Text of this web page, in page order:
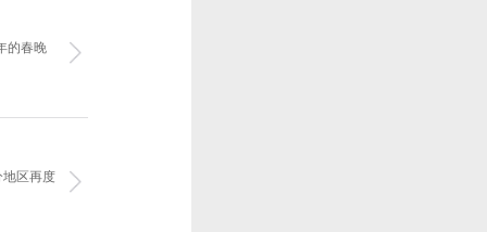
的春晚
区再度